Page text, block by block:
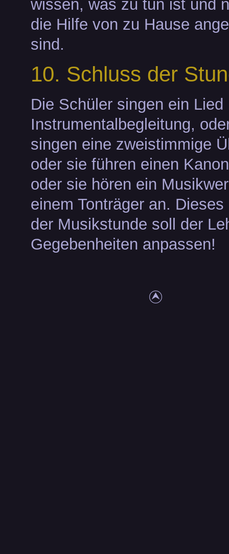
wissen, was zu tun ist und
die Hilfe von zu Hause
sind.
10. Schluss der
Die Schüler singen ein Lied
Instrumentalbegleitung,
singen eine zweistimmige
oder sie führen einen
oder sie hören ein
einem Tonträger an.
der Musikstunde soll der
Gegebenheiten anpassen!